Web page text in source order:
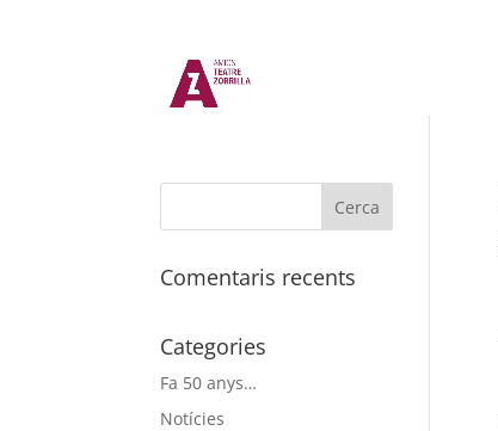
Comentaris recents
Categories
Fa 50 anys…
Notícies